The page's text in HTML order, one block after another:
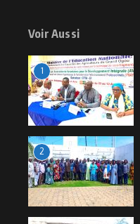
Voir Aussi
1
2